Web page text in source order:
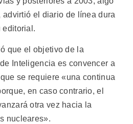
el diario de línea dura
editorial.
que el objetivo de la
Inteligencia es convencer a
se requiere «una continua
en caso contrario, el
otra vez hacia la
nucleares».